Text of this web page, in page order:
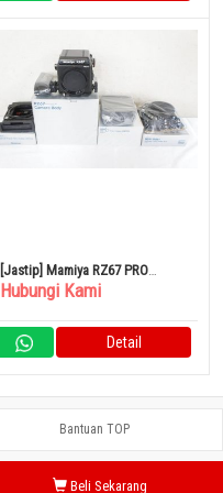
[Jastip] Mamiya RZ67 PRO
Kamera Film Format Medium
Hubungi Kami
Detail
Beli Sekarang
Bantuan TOP